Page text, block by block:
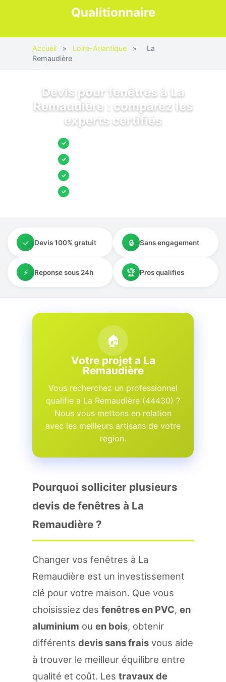
Qualitionnaire
Accueil » Loire-Atlantique »
La
Remaudière
Devis pour fenêtres à La
Remaudière : comparez les
experts certifiés
✓
✓
✓
✓
✓ Devis 100% gratuit 🔒 Sans engagement
⚡ Reponse sous 24h 🏆 Pros qualifies
🏠
Votre projet a La
Remaudière
Vous recherchez un professionnel
qualifie a La Remaudière (44430) ?
Nous vous mettons en relation
avec les meilleurs artisans de votre
region.
Pourquoi solliciter plusieurs
devis de fenêtres à La
Remaudière ?
Changer vos fenêtres à La
Remaudière est un investissement
clé pour votre maison. Que vous
choisissiez des fenêtres en PVC, en
aluminium ou en bois, obtenir
différents devis sans frais vous aide
à trouver le meilleur équilibre entre
qualité et coût. Les travaux de